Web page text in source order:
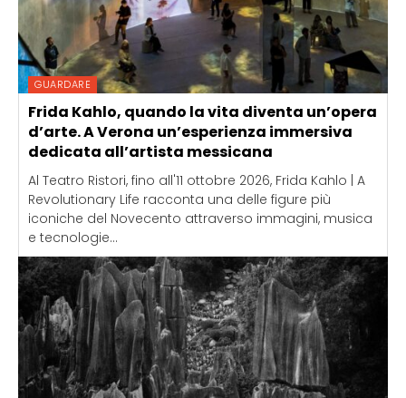
GUARDARE
Frida Kahlo, quando la vita diventa un’opera
d’arte. A Verona un’esperienza immersiva
dedicata all’artista messicana
Al Teatro Ristori, fino all'11 ottobre 2026, Frida Kahlo | A
Revolutionary Life racconta una delle figure più
iconiche del Novecento attraverso immagini, musica
e tecnologie...